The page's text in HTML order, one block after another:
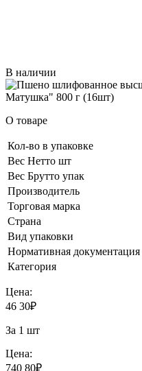
В наличии
О товаре
Кол-во в упаковке
Вес Нетто шт
Вес Брутто упак
Производитель
Торговая марка
Страна
Вид упаковки
Нормативная документация
Категория
Цена:
46 30₽
За 1 шт
Цена:
740 80₽